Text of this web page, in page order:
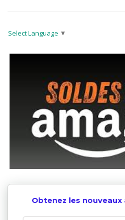
Select Language ▼
Obtenez les